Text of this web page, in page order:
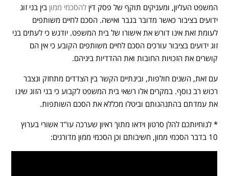
המשפט העליון, ומעניקים תוקף של פסק דיןלהסכמי ממון בין בני זוג
ידועים בציבור כאשר מדובר בגבר ואישה. הסכם לחיים משותפים
לעומת זאת אינו דורש את אישורו של בית המשפט. יודגש כי לעתים בני
זוג ידועים בציבור עורכים הסכם לחיים משותפים הקובע כי אין הם
קושרים את הזכויות החובות ואת ההדדיות ביניהם.
עם זאת, השנים חולפות, ובינתיים הקשר בין הצדדים מתחזק ונצבר
רכוש רב נוסף. במקרים אלו רשאי בית המשפט לקבוע כי בני הזוג שינו
את עמדתם בהתנהגותם וביטלו מכללא את הסכם השותפות.
* לנוחיותכם להלן סרטון וידאו מתוך ראיון שערכה עו"ד אשורי בערוץ
10 בדבר הסכמי ממון, חשיבותם וכן הסכמי ממון מדורגים: